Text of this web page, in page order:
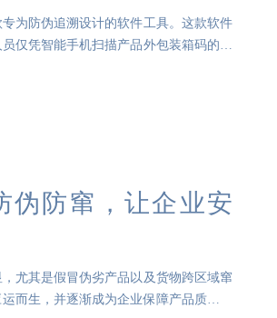
为防伪追溯设计的软件工具。这款软件
仅凭智能手机扫描产品外包装箱码的能
伪防窜，让企业安
尤其是假冒伪劣产品以及货物跨区域窜
而生，并逐渐成为企业保障产品质量、